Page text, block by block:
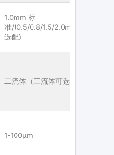
1.0mm 标
准/(0.5/0.8/1.5/2.0mm
选配)
二流体（三流体可选）
1-100µm